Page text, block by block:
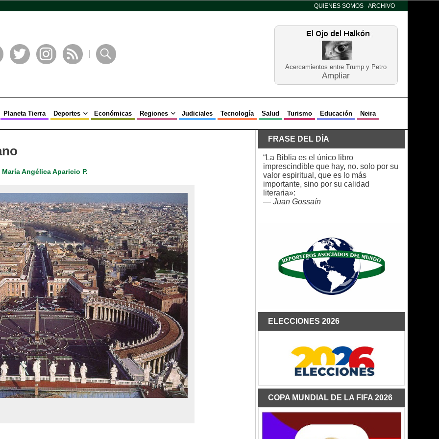
QUIENES SOMOS ARCHIVO
Acercamientos entre Trump y Petro
Ampliar
Planeta Tierra Deportes Económicas Regiones Judiciales Tecnología Salud Turismo Educación Neira
María Angélica Aparicio P.
FRASE DEL DÍA
“La Biblia es el único libro
imprescindible que hay, no. solo por su
valor espiritual, que es lo más
importante, sino por su calidad
literaria»:
— Juan Gossaín
ELECCIONES 2026
COPA MUNDIAL DE LA FIFA 2026